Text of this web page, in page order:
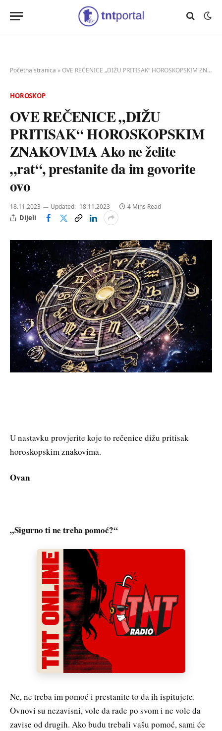
Početna stranica »OVE REČENICE „DIŽU PRITISAK“ HOROSKOPSKIM ZNAKOVIMA Ako ne želite „rat“, prestanite da im govorite ovo
HOROSKOP
OVE REČENICE „DIŽU
PRITISAK“ HOROSKOPSKIM
ZNAKOVIMA Ako ne želite
„rat“, prestanite da im govorite
ovo
18.11.2023 Updated: 18.11.2023 4 Mins Read
Dijeli
U nastavku provjerite koje to rečenice dižu pritisak
horoskopskim znakovima.
Ovan
„Sigurno ti ne treba pomoć?“
Ne, ne treba im pomoć i prestanite to da ih ispitujete.
Ovnovi su nezavisni, vole da rade po svom i ne vole da
zavise od drugih. Ako budu trebali vašu pomoć, sami će